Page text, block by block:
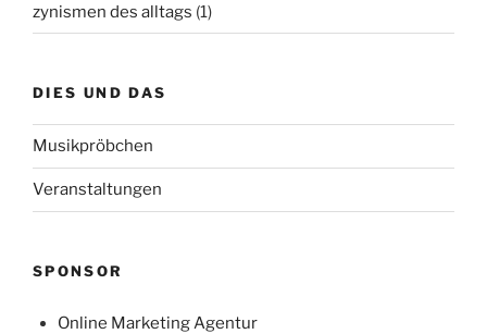
zynismen des alltags (1)
DIES UND DAS
Musikpröbchen
Veranstaltungen
SPONSOR
Online Marketing Agentur